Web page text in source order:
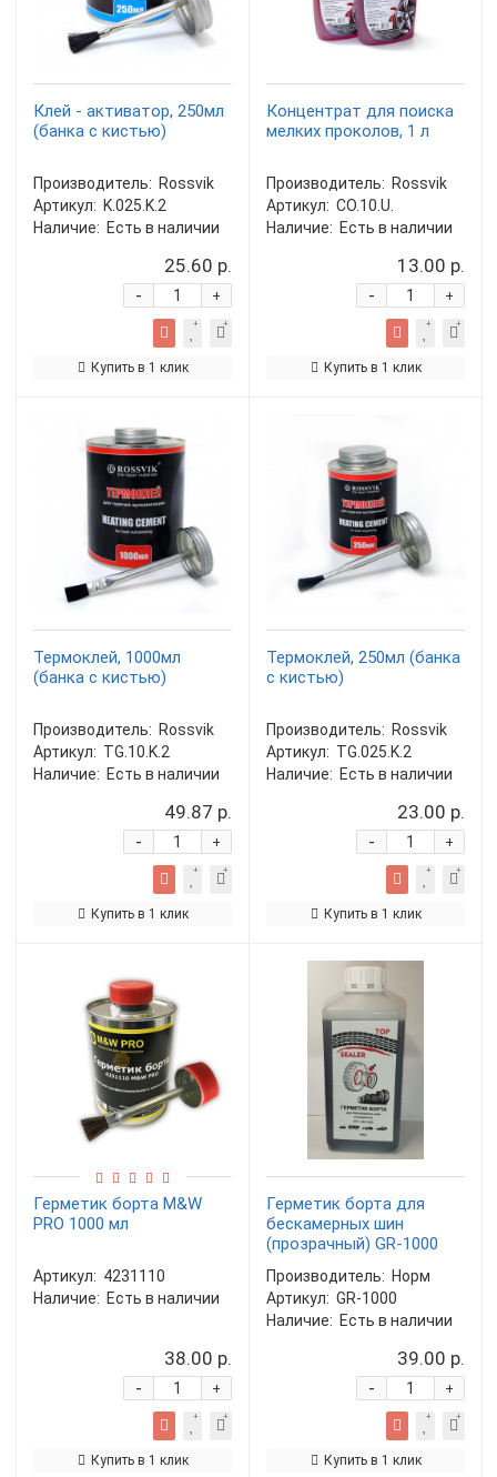
Клей - активатор, 250мл
(банка с кистью)
Производитель: Rossvik
Артикул: K.025.K.2
Наличие: Есть в наличии
25.60 р.
+
-
Купить в 1 клик
Концентрат для поиска
мелких проколов, 1 л
Производитель: Rossvik
Артикул: CO.10.U.
Наличие: Есть в наличии
13.00 р.
+
-
Купить в 1 клик
Термоклей, 1000мл
(банка с кистью)
Производитель: Rossvik
Артикул: TG.10.K.2
Наличие: Есть в наличии
49.87 р.
+
-
Купить в 1 клик
Термоклей, 250мл (банка
с кистью)
Производитель: Rossvik
Артикул: TG.025.K.2
Наличие: Есть в наличии
23.00 р.
+
-
Купить в 1 клик
Герметик борта M&W
PRO 1000 мл
Артикул: 4231110
Наличие: Есть в наличии
38.00 р.
+
-
Купить в 1 клик
Герметик борта для
бескамерных шин
(прозрачный) GR-1000
Производитель: Норм
Артикул: GR-1000
Наличие: Есть в наличии
39.00 р.
+
-
Купить в 1 клик